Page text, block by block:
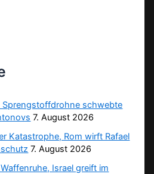
Sprengstoffdrohne schwebte
7. August 2026
Katastrophe, Rom wirft Rafael
7. August 2026
Israel greift im